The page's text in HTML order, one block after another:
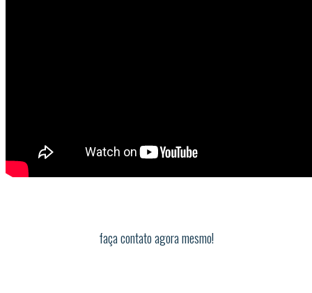
faça contato agora mesmo!